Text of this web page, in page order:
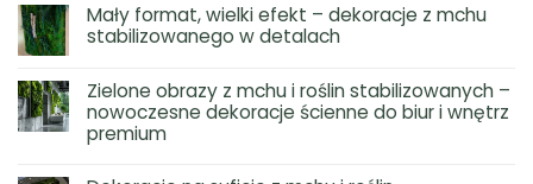
Mały format, wielki efekt – dekoracje z mchu
stabilizowanego w detalach
Zielone obrazy z mchu i roślin stabilizowanych –
nowoczesne dekoracje ścienne do biur i wnętrz
premium